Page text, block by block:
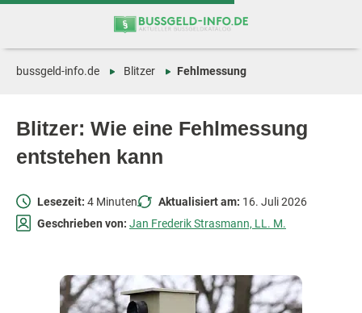
Zum
Zur
Blitzer: Wie eine Fehlmessung
entstehen kann
bussgeld-info.de Blitzer Fehlmessung
Lesezeit: 4 Minuten Aktualisiert am: 16. Juli 2026
Geschrieben von: Jan Frederik Strasmann, LL. M.